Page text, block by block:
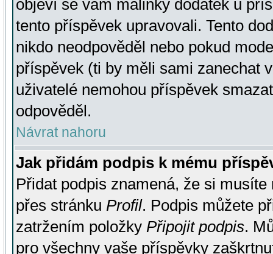
objeví se vám malinký dodatek u
tento příspěvek upravovali. Tento
nikdo neodpověděl nebo pokud
příspěvek (ti by měli sami zanechat
uživatelé nemohou příspěvek
odpověděl.
Návrat nahoru
Jak přidám podpis k mému
Přidat podpis znamená, že si
přes stránku Profil. Podpis můžete
zatržením položky Připojit podpis.
pro všechny vaše příspěvky